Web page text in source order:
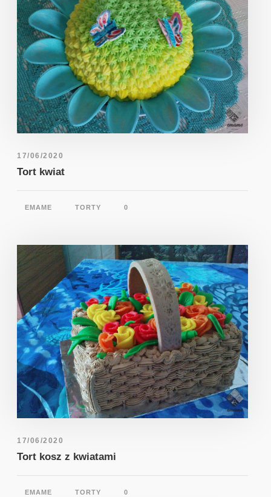
17/06/2020
Tort kwiat
EMAME TORTY 0
17/06/2020
Tort kosz z kwiatami
EMAME TORTY 0